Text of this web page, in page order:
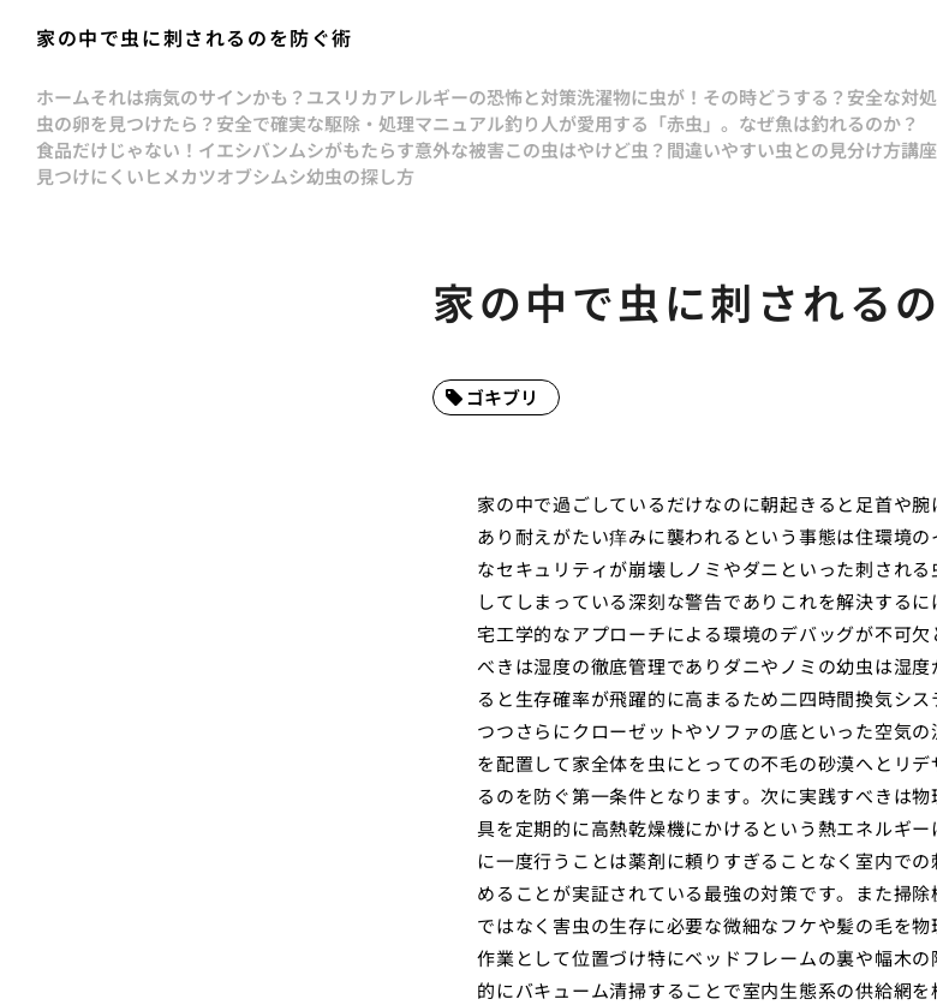
家の中で虫に刺されるのを防ぐ術
ホームそれは病気のサインかも？ユスリカアレルギーの恐怖と対策洗濯物に虫が！その時どうする？安全な対
虫の卵を見つけたら？安全で確実な駆除・処理マニュアル釣り人が愛用する「赤虫」。なぜ魚は釣れるのか？
食品だけじゃない！イエシバンムシがもたらす意外な被害この虫はやけど虫？間違いやすい虫との見分け方講座
見つけにくいヒメカツオブシムシ幼虫の探し方
家の中で虫に刺される
ゴキブリ
家の中で過ごしているだけなのに朝起きると足首や
あり耐えがたい痒みに襲われるという事態は住環境
なセキュリティが崩壊しノミやダニといった刺され
してしまっている深刻な警告でありこれを解決する
宅工学的なアプローチによる環境のデバッグが不可
べきは湿度の徹底管理でありダニやノミの幼虫は湿度
ると生存確率が飛躍的に高まるため二四時間換気シ
つつさらにクローゼットやソファの底といった空気
を配置して家全体を虫にとっての不毛の砂漠へとリ
るのを防ぐ第一条件となります。次に実践すべきは
具を定期的に高熱乾燥機にかけるという熱エネルギ
に一度行うことは薬剤に頼りすぎることなく室内で
めることが実証されている最強の対策です。また掃
ではなく害虫の生存に必要な微細なフケや髪の毛を
作業として位置づけ特にベッドフレームの裏や幅木
的にバキューム清掃することで室内生態系の供給網